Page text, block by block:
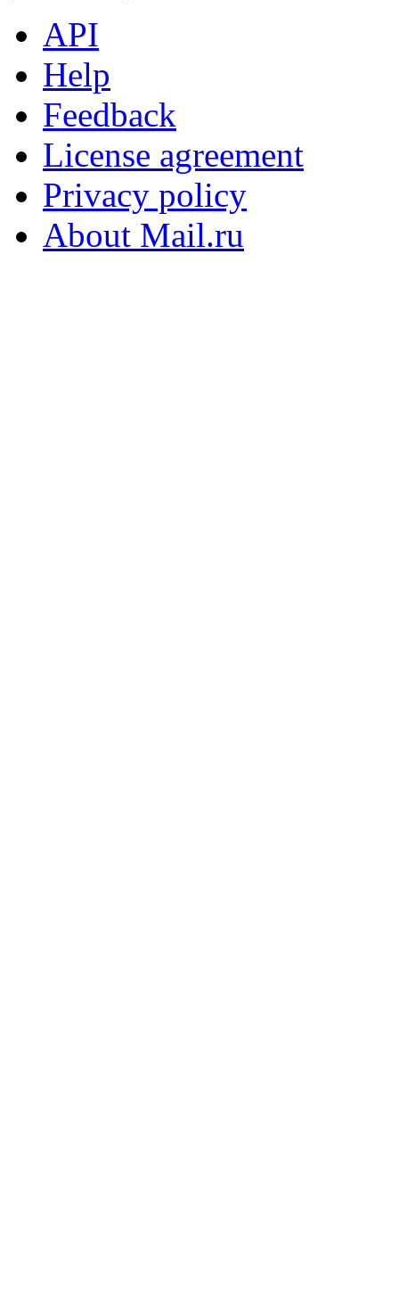
API
Help
Feedback
License agreement
Privacy policy
About Mail.ru